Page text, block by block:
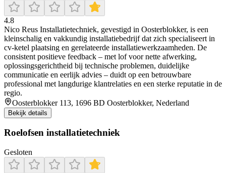
4.8
Nico Reus Installatietechniek, gevestigd in Oosterblokker, is een
kleinschalig en vakkundig installatiebedrijf dat zich specialiseert in
cv-ketel plaatsing en gerelateerde installatiewerkzaamheden. De
consistent positieve feedback – met lof voor nette afwerking,
oplossingsgerichtheid bij technische problemen, duidelijke
communicatie en eerlijk advies – duidt op een betrouwbare
professional met langdurige klantrelaties en een sterke reputatie in de
regio.
Oosterblokker 113, 1696 BD Oosterblokker, Nederland
Bekijk details
Roelofsen installatietechniek
Gesloten